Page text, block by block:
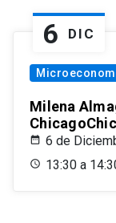
6 DIC
Milena
6 de
13:30 a